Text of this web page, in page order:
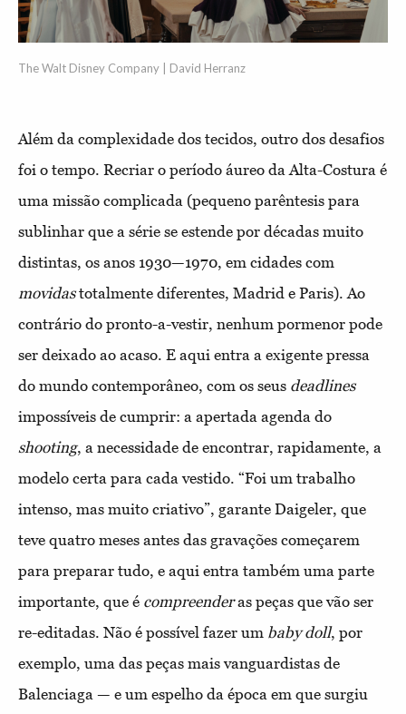
The Walt Disney Company | David Herranz
Além da complexidade dos tecidos, outro dos desafios
foi o tempo. Recriar o período áureo da Alta-Costura é
uma missão complicada (pequeno parêntesis para
sublinhar que a série se estende por décadas muito
distintas, os anos 1930—1970, em cidades com
movidastotalmente diferentes, Madrid e Paris). Ao
contrário do pronto-a-vestir, nenhum pormenor pode
ser deixado ao acaso. E aqui entra a exigente pressa
do mundo contemporâneo, com os seus deadlines
impossíveis de cumprir: a apertada agenda do
shooting, a necessidade de encontrar, rapidamente, a
modelo certa para cada vestido. “Foi um trabalho
intenso, mas muito criativo”, garante Daigeler, que
teve quatro meses antes das gravações começarem
para preparar tudo, e aqui entra também uma parte
importante, que é compreenderas peças que vão ser
re-editadas. Não é possível fazer um baby doll, por
exemplo, uma das peças mais vanguardistas de
Balenciaga — e um espelho da época em que surgiu